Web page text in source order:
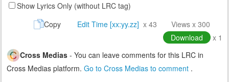
Show Lyrics Only (without LRC tag)
Copy
Edit Time [xx:yy.zz] x 43
Views x 300
Download
x 1
Cross Medias - You can leave comments for this LRC in
Cross Medias platform. Go to Cross Medias to comment .